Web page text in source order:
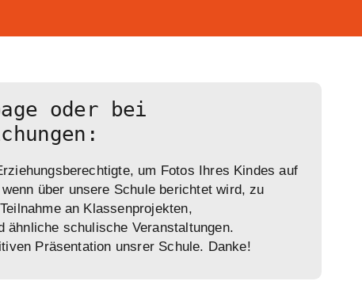
oder bei
um Fotos Ihres Kindes auf
über unsere Schule berichtet wird, zu
an Klassenprojekten,
ähnliche schulische Veranstaltungen.
Präsentation unsrer Schule. Danke!